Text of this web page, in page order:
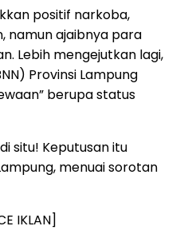
positif narkoba,
namun ajaibnya para
Lebih mengejutkan lagi,
Provinsi Lampung
berupa status
situ! Keputusan itu
menuai sorotan
IKLAN]